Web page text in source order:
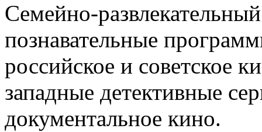
Семейно-
познавательные
российское и советское
западные детективные
документальное кино.